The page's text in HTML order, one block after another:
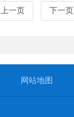
上一页 下一页
网站地图